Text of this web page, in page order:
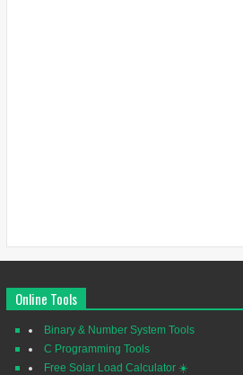
Online Tools
Binary & Number System Tools
C Programming Tools
Free Solar Load Calculator ☀️